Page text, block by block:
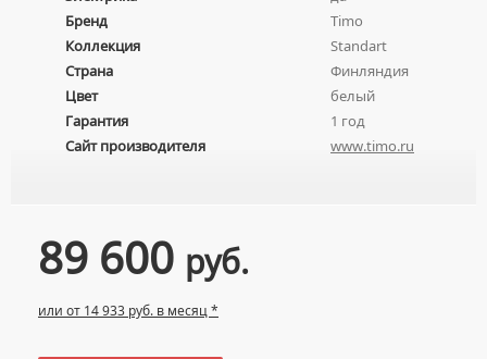
Бренд
Timo
Коллекция
Standart
Страна
Финляндия
Цвет
белый
Гарантия
1 год
Сайт производителя
www.timo.ru
89 600 руб.
или от 14 933 руб. в месяц *
ПЬЕДЕСТАЛЫ ДЛЯ УМЫВАЛЬНИКОВ
ПОЛУПЬЕДЕСТАЛЫ ДЛЯ УМЫВАЛЬНИКОВ